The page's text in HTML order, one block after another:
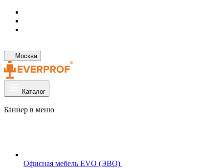
Москва
Каталог
Баннер в меню
Офисная мебель EVO (ЭВО)